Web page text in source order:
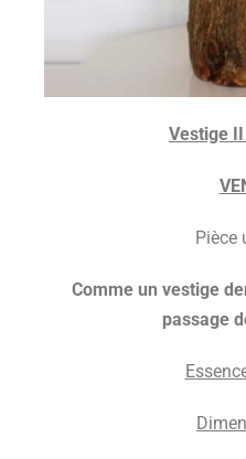
Vestige
Pièce
Comme un vestige
passage
E
D